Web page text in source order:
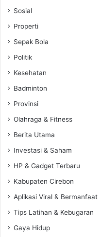
Sosial
Properti
Sepak Bola
Politik
Kesehatan
Badminton
Provinsi
Olahraga & Fitness
Berita Utama
Investasi & Saham
HP & Gadget Terbaru
Kabupaten Cirebon
Aplikasi Viral & Bermanfaat
Tips Latihan & Kebugaran
Gaya Hidup